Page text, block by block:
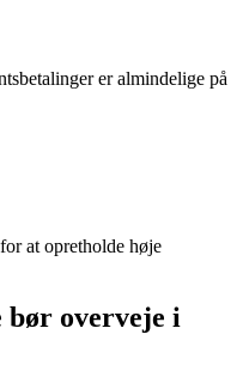
er almindelige på
at opretholde høje
bør overveje i